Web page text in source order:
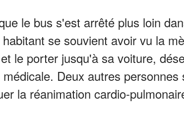
le bus s'est arrêté plus loin
se souvient avoir vu la
le porter jusqu'à sa voiture,
Deux autres personnes
la réanimation cardio-